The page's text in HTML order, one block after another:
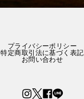
プライバシーポリシー
特定商取引法に基づく表記
お問い合わせ